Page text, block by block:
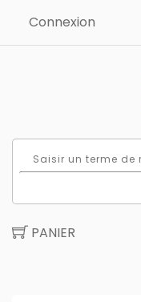
Connexion
PANIER